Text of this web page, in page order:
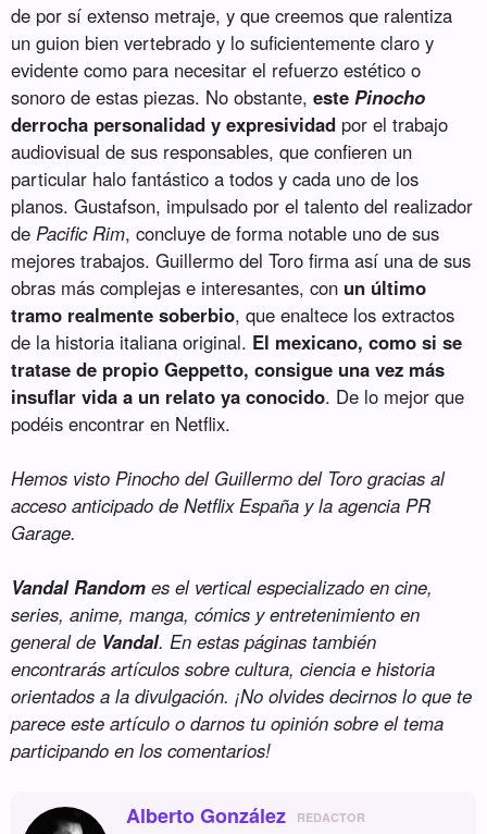
de por sí extenso metraje, y que creemos que ralentiza
un guion bien vertebrado y lo suficientemente claro y
evidente como para necesitar el refuerzo estético o
sonoro de estas piezas. No obstante,estePinocho
derrocha personalidad y expresividad por el trabajo
audiovisual de sus responsables, que confieren un
particular halo fantástico a todos y cada uno de los
planos. Gustafson, impulsado por el talento del realizador
dePacific Rim, concluye de forma notable uno de sus
mejores trabajos. Guillermo del Toro firma así una de sus
obras más complejas e interesantes, con un último
tramo realmente soberbio, que enaltece los extractos
de la historia italiana original. El mexicano, como si se
tratase de propio Geppetto, consigue una vez más
insuflar vida a un relato ya conocido. De lo mejor que
podéis encontrar en Netflix.
Hemos visto Pinocho del Guillermo del Toro gracias al
acceso anticipado de Netflix España y la agencia PR
Garage.
Vandal Random es el vertical especializado en cine,
series, anime, manga, cómics y entretenimiento en
general de Vandal. En estas páginas también
encontrarás artículos sobre cultura, ciencia e historia
orientados a la divulgación. ¡No olvides decirnos lo que te
parece este artículo o darnos tu opinión sobre el tema
participando en los comentarios!
Alberto González REDACTOR